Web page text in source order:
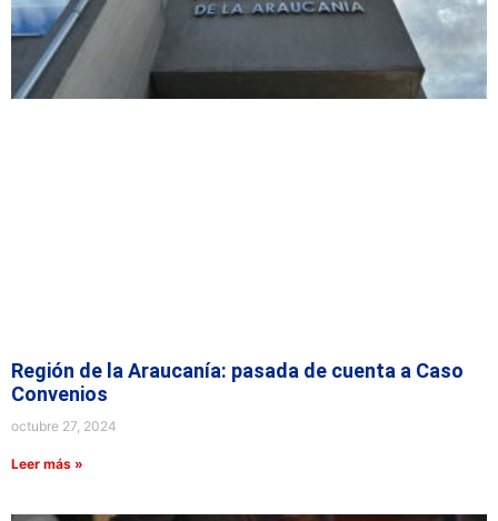
Región de la Araucanía: pasada de cuenta a Caso
Convenios
octubre 27, 2024
Leer más »